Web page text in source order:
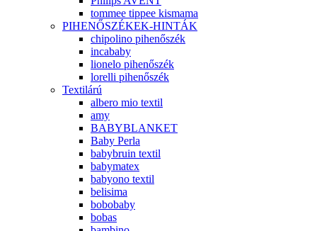
tommee tippee kismama
PIHENŐSZÉKEK-HINTÁK
chipolino pihenőszék
incababy
lionelo pihenőszék
lorelli pihenőszék
Textilárú
albero mio textil
amy
BABYBLANKET
Baby Perla
babybruin textil
babymatex
babyono textil
belisima
bobobaby
bobas